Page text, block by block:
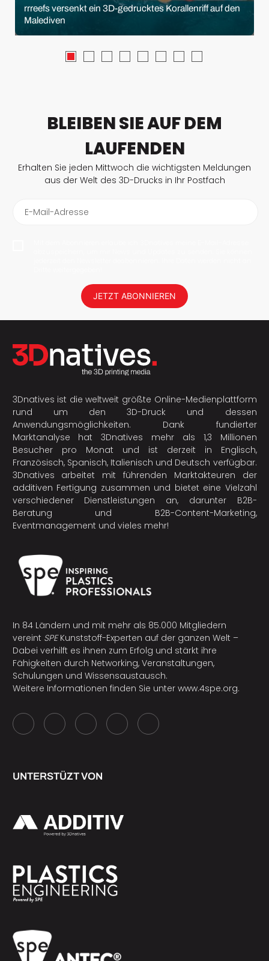
rrreefs versenkt ein 3D-gedrucktes Korallenriff auf den
Malediven
BLEIBEN SIE AUF DEM
LAUFENDEN
Erhalten Sie jeden Mittwoch die wichtigsten Meldungen
aus der Welt des 3D-Drucks in Ihr Postfach
E-Mail-Adresse
JETZT ABONNIEREN
3Dnatives ist die weltweit größte Online-Medienplattform
rund um den 3D-Druck und dessen
Anwendungsmöglichkeiten. Dank fundierter
Marktanalyse hat 3Dnatives mehr als 1,3 Millionen
Besucher pro Monat und ist derzeit in Englisch,
Französisch, Spanisch, Italienisch und Deutsch verfügbar.
3Dnatives arbeitet mit führenden Marktakteuren der
additiven Fertigung zusammen und bietet eine Vielzahl
verschiedener Dienstleistungen an, darunter B2B-
Beratung und B2B-Content-Marketing,
Eventmanagement und vieles mehr!
In 84 Ländern und mit mehr als 85.000 Mitgliedern
vereint SPEKunststoff-Experten auf der ganzen Welt –
Dabei verhilft es ihnen zum Erfolg und stärkt ihre
Fähigkeiten durch Networking, Veranstaltungen,
Schulungen und Wissensaustausch.
Weitere Informationen finden Sie unter www.4spe.org.
UNTERSTÜZT VON